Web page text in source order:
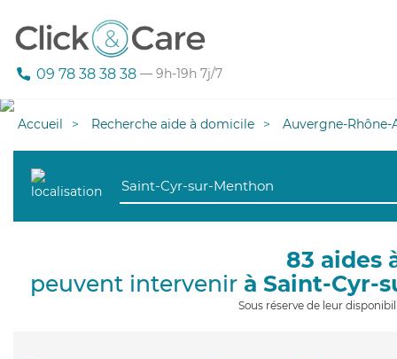
09 78 38 38 38 — 9h-19h 7j/7
Accueil Recherche aide à domicile Auvergne-Rhône-
83 aides
peuvent intervenir à Saint-Cyr-
Sous réserve de leur